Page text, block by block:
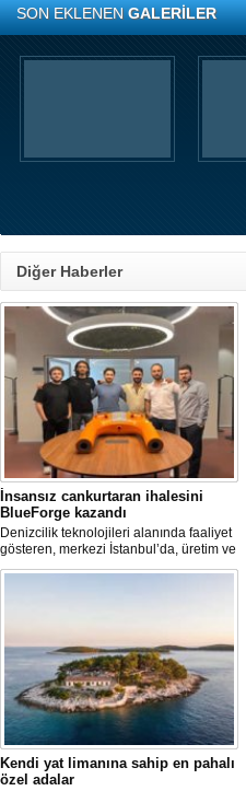
SON EKLENENGALERİLER
Diğer Haberler
İnsansız cankurtaran ihalesini
BlueForge kazandı
Denizcilik teknolojileri alanında faaliyet
gösteren, merkezi İstanbul’da, üretim ve
Ar-Ge faaliyetlerinin önemli bölümünü
Kendi yat limanına sahip en pahalı
özel adalar